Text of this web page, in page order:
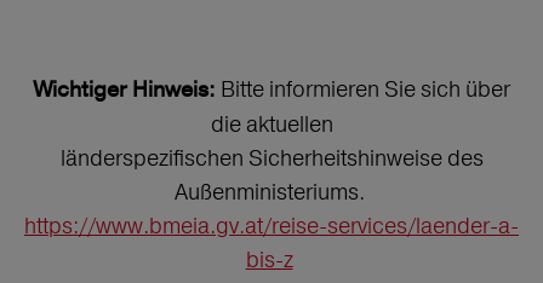
Wichtiger Hinweis: Bitte informieren Sie sich über
die aktuellen
länderspezifischen Sicherheitshinweise des
Außenministeriums.
https://www.bmeia.gv.at/reise-services/laender-a-
bis-z